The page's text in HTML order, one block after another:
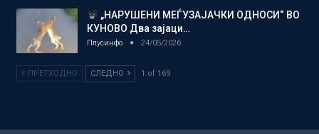
„НАРУШЕНИ МЕЃУЗАЈАЧКИ ОДНОСИ“ ВО
КУНОВО Два зајаци…
Плусинфо 24/05/2026
ПРЕТХОДНО СЛЕДНО 1 of 169